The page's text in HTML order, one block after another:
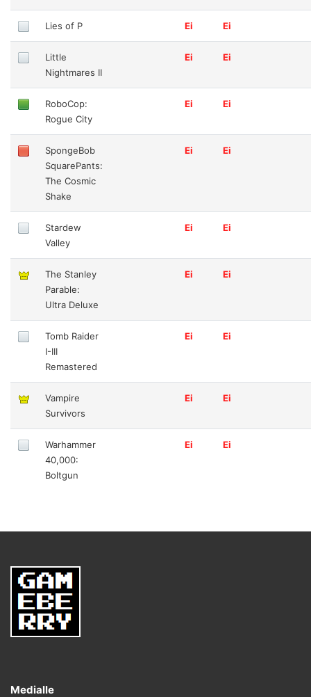
Lies of P Ei Ei
Little
Nightmares II
Ei Ei
RoboCop:
Rogue City
Ei Ei
SpongeBob
SquarePants:
The Cosmic
Shake
Ei Ei
Stardew
Valley
Ei Ei
The Stanley
Parable:
Ultra Deluxe
Ei Ei
Tomb Raider
I-III
Remastered
Ei Ei
Vampire
Survivors
Ei Ei
Warhammer
40,000:
Boltgun
Ei Ei
Medialle